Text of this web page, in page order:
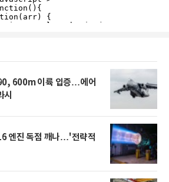
600m 이륙 입증…에어
시
엔진 독점 깨나…'전략적